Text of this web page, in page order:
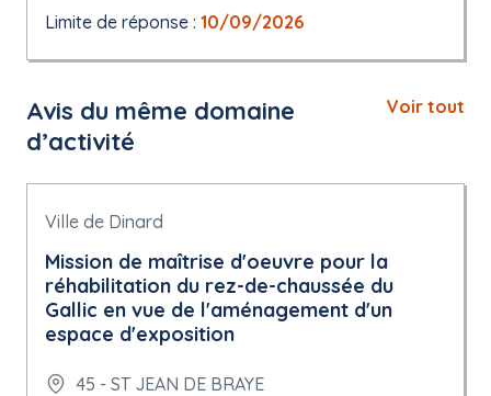
Limite de réponse : 10/09/2026
Avis du même domaine
d’activité
Voir tout
Ville de Dinard
Mission de maîtrise d'oeuvre pour la
réhabilitation du rez-de-chaussée du
Gallic en vue de l'aménagement d'un
espace d'exposition
45 - ST JEAN DE BRAYE